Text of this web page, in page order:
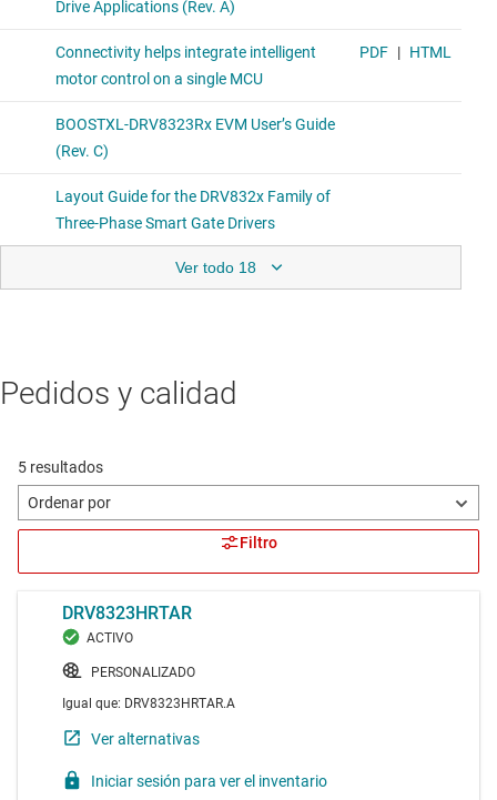
Ver todo 18
Pedidos y calidad